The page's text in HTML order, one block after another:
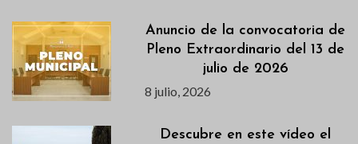
Anuncio de la convocatoria de
Pleno Extraordinario del 13 de
julio de 2026
8 julio, 2026
Descubre en este vídeo el